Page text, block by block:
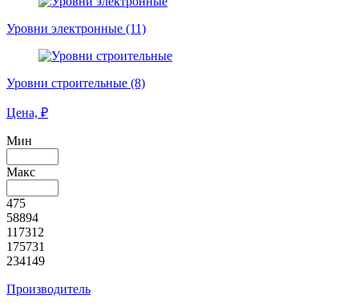
Уровни электронные (11)
Уровни строительные (8)
Цена, ₽
Мин
Макс
475
58894
117312
175731
234149
Производитель